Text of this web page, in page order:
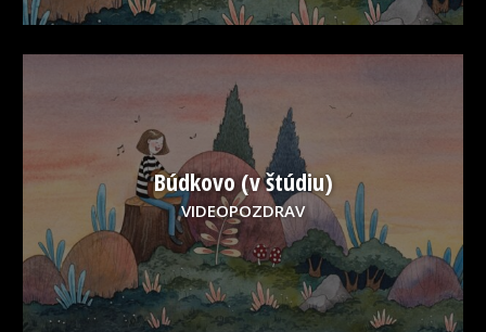
Búdkovo (v štúdiu)
VIDEOPOZDRAV